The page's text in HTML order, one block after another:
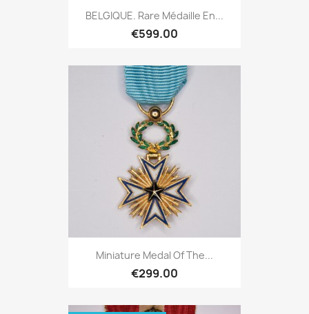
BELGIQUE. Rare Médaille En...
€599.00
Miniature Medal Of The...
€299.00